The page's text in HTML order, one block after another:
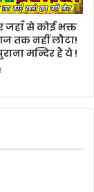
जहाँ से कोई भक्त
तक नहीं लौटा!
मन्दिर हैं ये !